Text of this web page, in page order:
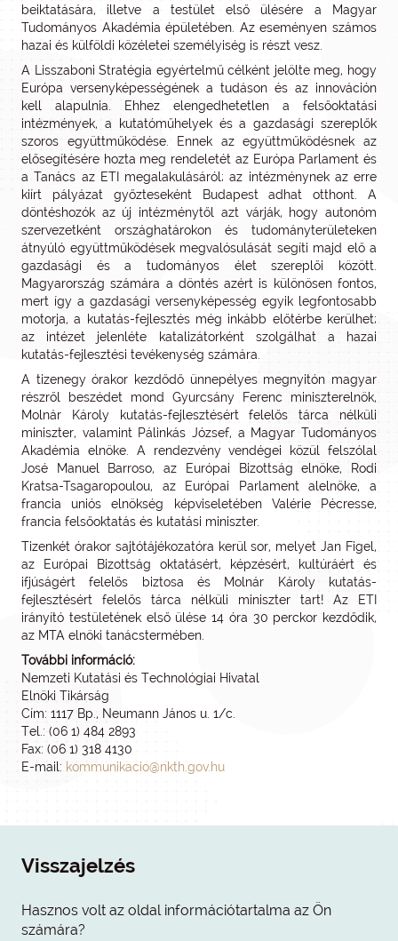
beiktatására, illetve a testület első ülésére a Magyar
Tudományos Akadémia épületében. Az eseményen számos
hazai és külföldi közéletei személyiség is részt vesz.
A Lisszaboni Stratégia egyértelmű célként jelölte meg, hogy
Európa versenyképességének a tudáson és az innováción
kell alapulnia. Ehhez elengedhetetlen a felsőoktatási
intézmények, a kutatóműhelyek és a gazdasági szereplők
szoros együttműködése. Ennek az együttműködésnek az
elősegítésére hozta meg rendeletét az Európa Parlament és
a Tanács az ETI megalakulásáról; az intézménynek az erre
kiírt pályázat győzteseként Budapest adhat otthont. A
döntéshozók az új intézménytől azt várják, hogy autonóm
szervezetként országhatárokon és tudományterületeken
átnyúló együttműködések megvalósulását segíti majd elő a
gazdasági és a tudományos élet szereplői között.
Magyarország számára a döntés azért is különösen fontos,
mert így a gazdasági versenyképesség egyik legfontosabb
motorja, a kutatás-fejlesztés még inkább előtérbe kerülhet;
az intézet jelenléte katalizátorként szolgálhat a hazai
kutatás-fejlesztési tevékenység számára.
A tizenegy órakor kezdődő ünnepélyes megnyitón magyar
részről beszédet mond Gyurcsány Ferenc miniszterelnök,
Molnár Károly kutatás-fejlesztésért felelős tárca nélküli
miniszter, valamint Pálinkás József, a Magyar Tudományos
Akadémia elnöke. A rendezvény vendégei közül felszólal
José Manuel Barroso, az Európai Bizottság elnöke, Rodi
Kratsa-Tsagaropoulou, az Európai Parlament alelnöke, a
francia uniós elnökség képviseletében Valérie Pécresse,
francia felsőoktatás és kutatási miniszter.
Tizenkét órakor sajtótájékozatóra kerül sor, melyet Jan Figel,
az Európai Bizottság oktatásért, képzésért, kultúráért és
ifjúságért felelős biztosa és Molnár Károly kutatás-
fejlesztésért felelős tárca nélküli miniszter tart! Az ETI
irányító testületének első ülése 14 óra 30 perckor kezdődik,
az MTA elnöki tanácstermében.
További információ:
Nemzeti Kutatási és Technológiai Hivatal
Elnöki Tikárság
Cím: 1117 Bp., Neumann János u. 1/c.
Tel.: (06 1) 484 2893
Fax: (06 1) 318 4130
E-mail: kommunikacio@nkth.gov.hu
Visszajelzés
Hasznos volt az oldal információtartalma az Ön
számára?